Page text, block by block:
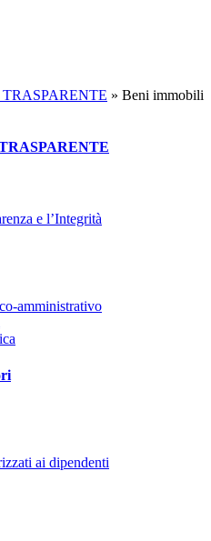
» Beni immobili
e l’Integrità
amministrativo
ai dipendenti